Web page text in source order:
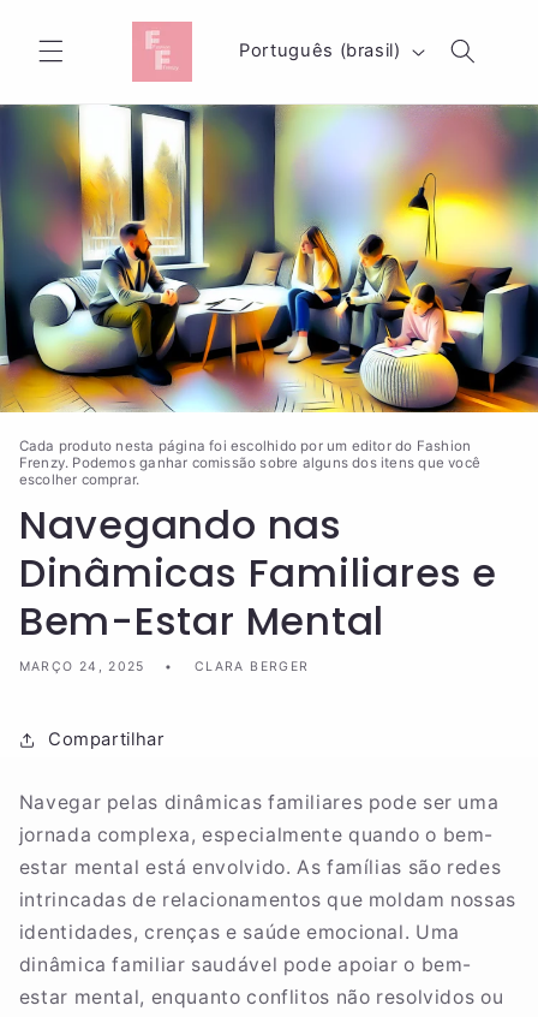
conteúdo
i
a
Português (brasil)
Cada produto nesta página foi escolhido por um editor do Fashion
Frenzy. Podemos ganhar comissão sobre alguns dos itens que você
escolher comprar.
Navegando nas
Dinâmicas Familiares e
Bem-Estar Mental
MARÇO 24, 2025 CLARA BERGER
Compartilhar
Navegar pelas dinâmicas familiares pode ser uma
jornada complexa, especialmente quando o bem-
estar mental está envolvido. As famílias são redes
intrincadas de relacionamentos que moldam nossas
identidades, crenças e saúde emocional. Uma
dinâmica familiar saudável pode apoiar o bem-
estar mental, enquanto conflitos não resolvidos ou